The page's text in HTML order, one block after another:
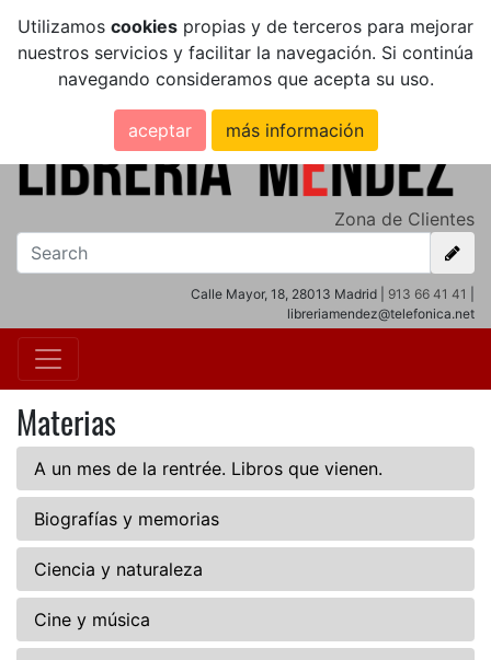
Utilizamos cookies propias y de terceros para mejorar
nuestros servicios y facilitar la navegación. Si continúa
navegando consideramos que acepta su uso.
aceptar más información
Zona de Clientes
Calle Mayor, 18, 28013 Madrid | 913 66 41 41
libreriamendez@telefonica.net
Materias
A un mes de la rentrée. Libros que vienen.
Biografías y memorias
Ciencia y naturaleza
Cine y música